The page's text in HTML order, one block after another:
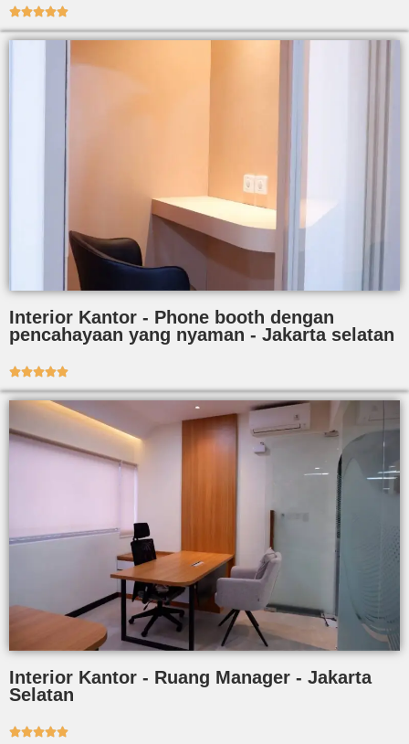

Interior Kantor - Phone booth dengan
pencahayaan yang nyaman - Jakarta selatan

Interior Kantor - Ruang Manager - Jakarta
Selatan
